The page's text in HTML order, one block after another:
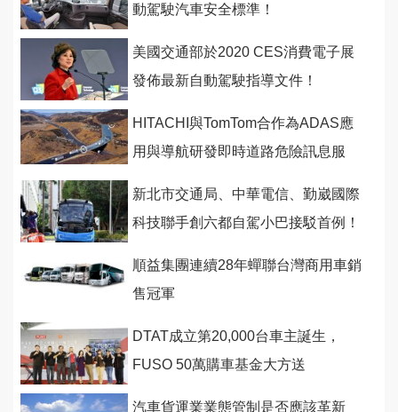
動駕駛汽車安全標準！
美國交通部於2020 CES消費電子展
發佈最新自動駕駛指導文件！
HITACHI與TomTom合作為ADAS應
用與導航研發即時道路危險訊息服
新北市交通局、中華電信、勤崴國際
科技聯手創六都自駕小巴接駁首例！
順益集團連續28年蟬聯台灣商用車銷
售冠軍
DTAT成立第20,000台車主誕生，
FUSO 50萬購車基金大方送
汽車貨運業業態管制是否應該革新